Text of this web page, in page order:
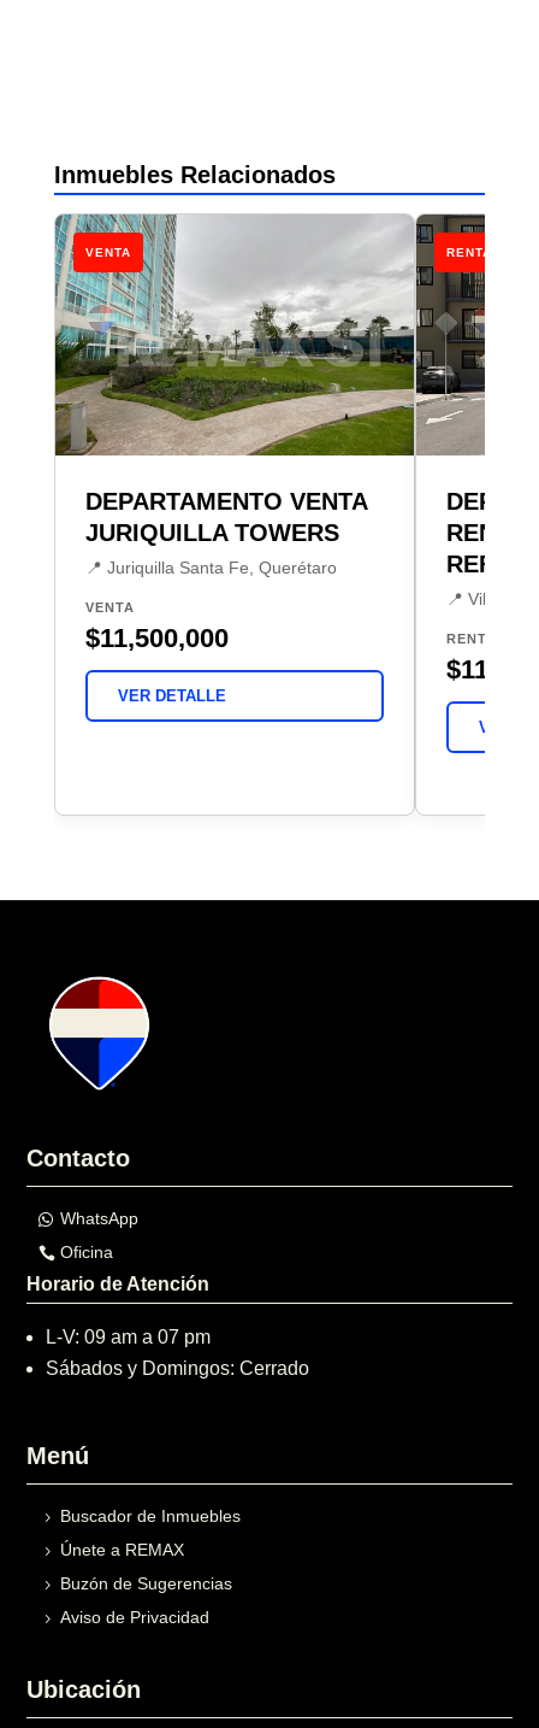
Inmuebles Relacionados
VENTA
DEPARTAMENTO VENTA
JURIQUILLA TOWERS
📍 Juriquilla Santa Fe, Querétaro
VENTA
$11,500,000
VER DETALLE
RENTA
RENTA
📍 Villas
RENTA
$11,000
VER
Contacto
WhatsApp
Oficina
Horario de Atención
L-V: 09 am a 07 pm
Sábados y Domingos: Cerrado
Menú
Buscador de Inmuebles
Únete a REMAX
Buzón de Sugerencias
Aviso de Privacidad
Ubicación